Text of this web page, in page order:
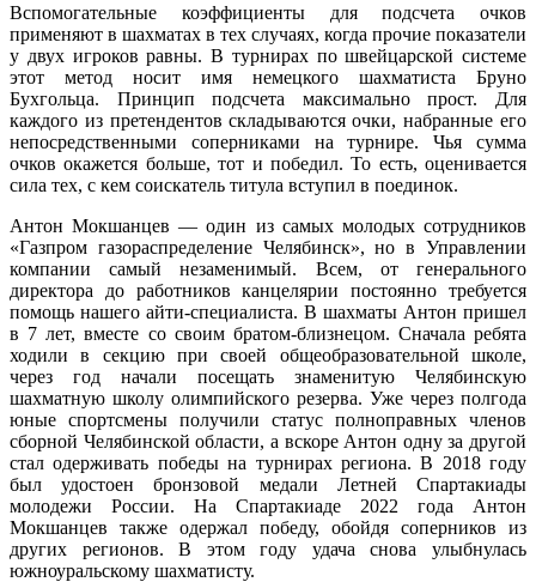
Вспомогательные коэффициенты для подсчета очков
применяют в шахматах в тех случаях, когда прочие показатели
у двух игроков равны. В турнирах по швейцарской системе
этот метод носит имя немецкого шахматиста Бруно
Бухгольца. Принцип подсчета максимально прост. Для
каждого из претендентов складываются очки, набранные его
непосредственными соперниками на турнире. Чья сумма
очков окажется больше, тот и победил. То есть, оценивается
сила тех, с кем соискатель титула вступил в поединок.
Антон Мокшанцев — один из самых молодых сотрудников
«Газпром газораспределение Челябинск», но в Управлении
компании самый незаменимый. Всем, от генерального
директора до работников канцелярии постоянно требуется
помощь нашего айти-специалиста. В шахматы Антон пришел
в 7 лет, вместе со своим братом-близнецом. Сначала ребята
ходили в секцию при своей общеобразовательной школе,
через год начали посещать знаменитую Челябинскую
шахматную школу олимпийского резерва. Уже через полгода
юные спортсмены получили статус полноправных членов
сборной Челябинской области, а вскоре Антон одну за другой
стал одерживать победы на турнирах региона. В 2018 году
был удостоен бронзовой медали Летней Спартакиады
молодежи России. На Спартакиаде 2022 года Антон
Мокшанцев также одержал победу, обойдя соперников из
других регионов. В этом году удача снова улыбнулась
южноуральскому шахматисту.